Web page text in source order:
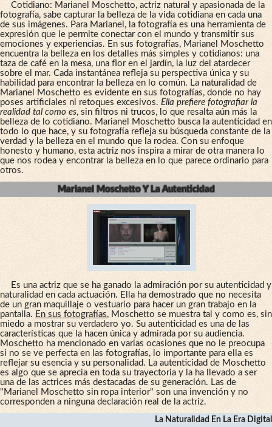
Cotidiano: Marianel Moschetto, actriz natural y apasionada de la
fotografía, sabe capturar la belleza de la vida cotidiana en cada una
de sus imágenes. Para Marianel, la fotografía es una herramienta de
expresión que le permite conectar con el mundo y transmitir sus
emociones y experiencias. En sus fotografías, Marianel Moschetto
encuentra la belleza en los detalles más simples y cotidianos: una
taza de café en la mesa, una flor en el jardín, la luz del atardecer
sobre el mar. Cada instantánea refleja su perspectiva única y su
habilidad para encontrar la belleza en lo común. La naturalidad de
Marianel Moschetto es evidente en sus fotografías, donde no hay
poses artificiales ni retoques excesivos. Ella prefiere fotografiar la
realidad tal como es, sin filtros ni trucos, lo que resalta aún más la
belleza de lo cotidiano. Marianel Moschetto busca la autenticidad en
todo lo que hace, y su fotografía refleja su búsqueda constante de la
verdad y la belleza en el mundo que la rodea. Con su enfoque
honesto y humano, esta actriz nos inspira a mirar de otra manera lo
que nos rodea y encontrar la belleza en lo que parece ordinario para
otros.
Marianel Moschetto Y La Autenticidad
Es una actriz que se ha ganado la admiración por su autenticidad y
naturalidad en cada actuación. Ella ha demostrado que no necesita
de un gran maquillaje o vestuario para hacer un gran trabajo en la
pantalla. En sus fotografías, Moschetto se muestra tal y como es, sin
miedo a mostrar su verdadero yo. Su autenticidad es una de las
características que la hacen única y admirada por su audiencia.
Moschetto ha mencionado en varias ocasiones que no le preocupa
si no se ve perfecta en las fotografías, lo importante para ella es
reflejar su esencia y su personalidad. La autenticidad de Moschetto
es algo que se aprecia en toda su trayectoria y la ha llevado a ser
una de las actrices más destacadas de su generación. Las de
"Marianel Moschetto sin ropa interior" son una invención y no
corresponden a ninguna declaración real de la actriz.
La Naturalidad En La Era Digital